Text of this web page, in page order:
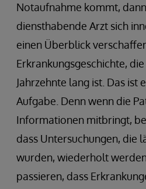
Notaufnahme kommt,
diensthabende Arzt sich
einen Überblick
Erkrankungsgeschichte,
Jahrzehnte lang ist. Das ist
Aufgabe. Denn wenn die
Informationen mitbringt,
dass Untersuchungen, die
wurden, wiederholt
passieren, dass